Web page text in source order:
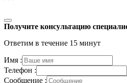
Получите консультацию
Ответим в течение 15 минут
Имя :
Телефон :
Сообщение :